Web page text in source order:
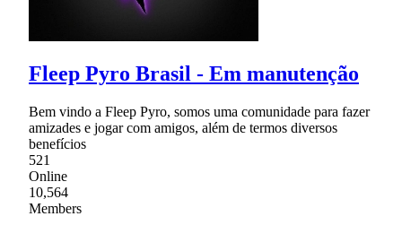
Fleep Pyro Brasil - Em manutenção
Bem vindo a Fleep Pyro, somos uma comunidade para fazer
amizades e jogar com amigos, além de termos diversos
benefícios
521
Online
10,564
Members